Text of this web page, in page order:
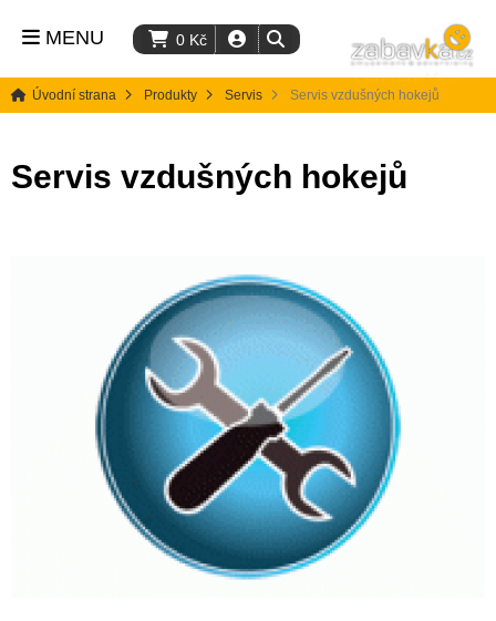
0 Kč
MENU
Úvodní strana Produkty Servis Servis vzdušných hokejů
Servis vzdušných hokejů